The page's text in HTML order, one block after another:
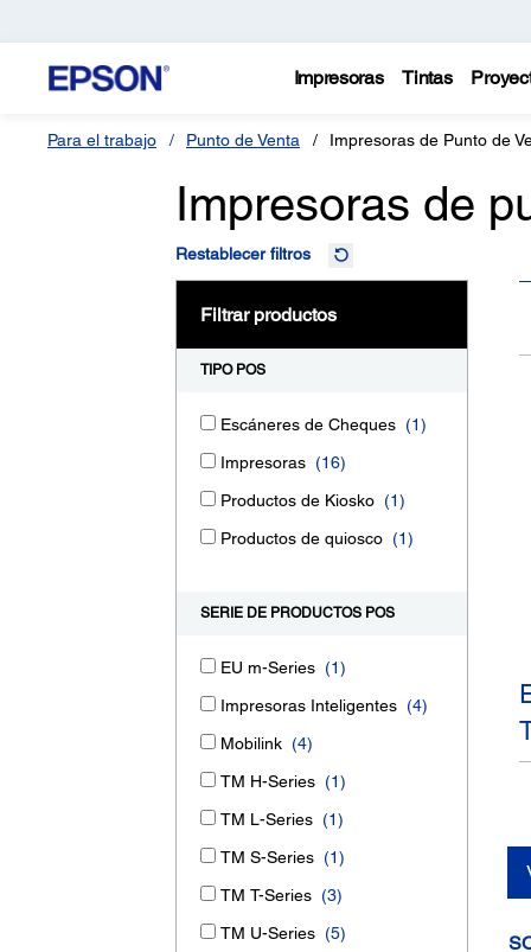
Impresoras Tintas
Para el trabajo Punto de Venta Impresoras de Punto de
Impresoras de
Restablecer filtros
Filtrar productos
TIPO POS
Escáneres de Cheques (1)
Impresoras (16)
Productos de Kiosko (1)
Productos de quiosco (1)
SERIE DE PRODUCTOS POS
EU m-Series (1)
Impresoras Inteligentes (4)
Mobilink (4)
TM H-Series (1)
TM L-Series (1)
TM S-Series (1)
TM T-Series (3)
TM U-Series (5)